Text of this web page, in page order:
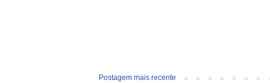
Postagem mais recente